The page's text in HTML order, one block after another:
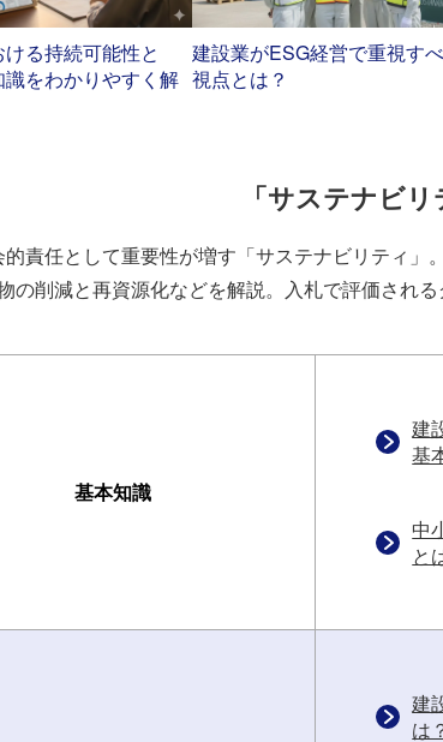
る持続可能性と
識をわかりやすく解
建設業がESG経営で重視す
視点とは？
「サステナビ
責任として重要性が増す「サステナビリティ
の削減と再資源化などを解説。入札で評価され
基本知識
建
基
中
と
建
は